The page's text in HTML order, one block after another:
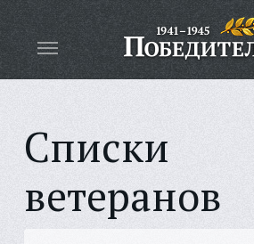
Списки
ветеранов